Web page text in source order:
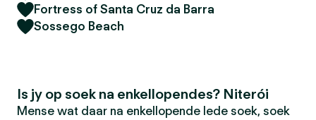
Fortress of Santa Cruz da Barra
Sossego Beach
Is jy op soek na enkellopendes? Niterói
Mense wat daar na enkellopende lede soek, soek